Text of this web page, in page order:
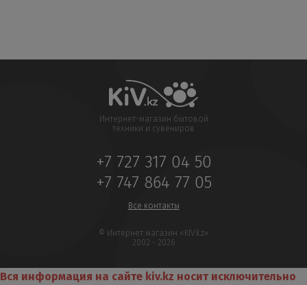
Интернет-магазин бытовой
техники и сувениров
+7 727 317 04 50
+7 747 864 77 05
Все контакты
© Интернет магазин «KIV.kz»
2002 - 2026
Вся информация на сайте kiv.kz носит исключительно